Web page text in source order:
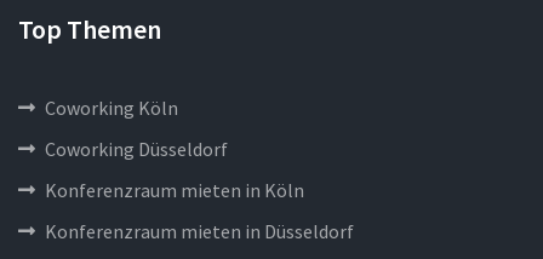
Top Themen
Coworking Köln
Coworking Düsseldorf
Konferenzraum mieten in Köln
Konferenzraum mieten in Düsseldorf